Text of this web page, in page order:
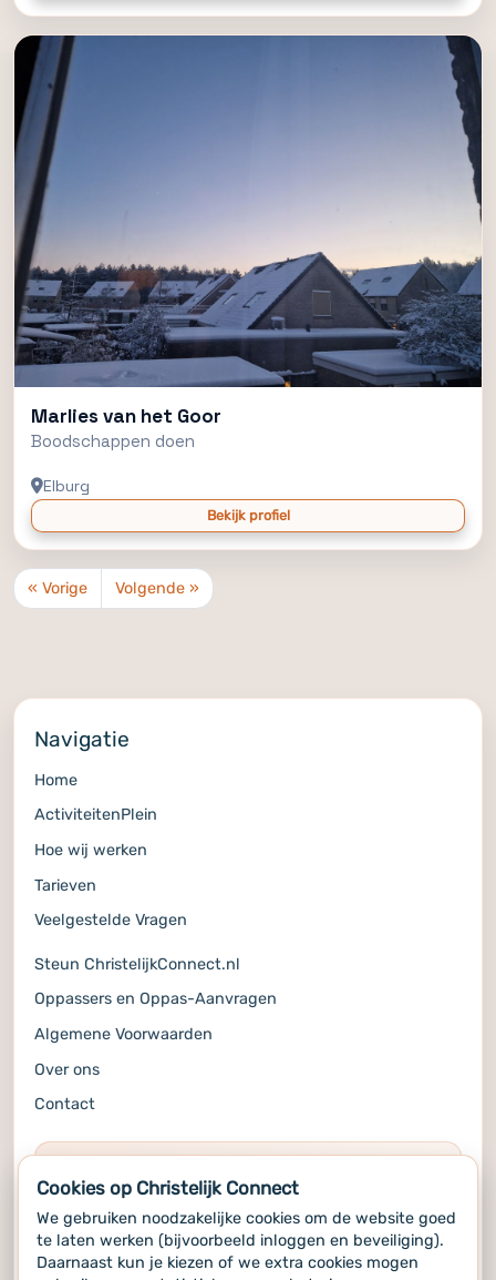
Marlies van het Goor
Boodschappen doen
Elburg
Bekijk profiel
« Vorige Volgende »
Navigatie
Home
ActiviteitenPlein
Hoe wij werken
Tarieven
Veelgestelde Vragen
Steun ChristelijkConnect.nl
Oppassers en Oppas-Aanvragen
Algemene Voorwaarden
Over ons
Contact
Volg ons op de socials voor alle updates
Cookies op Christelijk Connect
We gebruiken noodzakelijke cookies om de website goed
te laten werken (bijvoorbeeld inloggen en beveiliging).
Daarnaast kun je kiezen of we extra cookies mogen